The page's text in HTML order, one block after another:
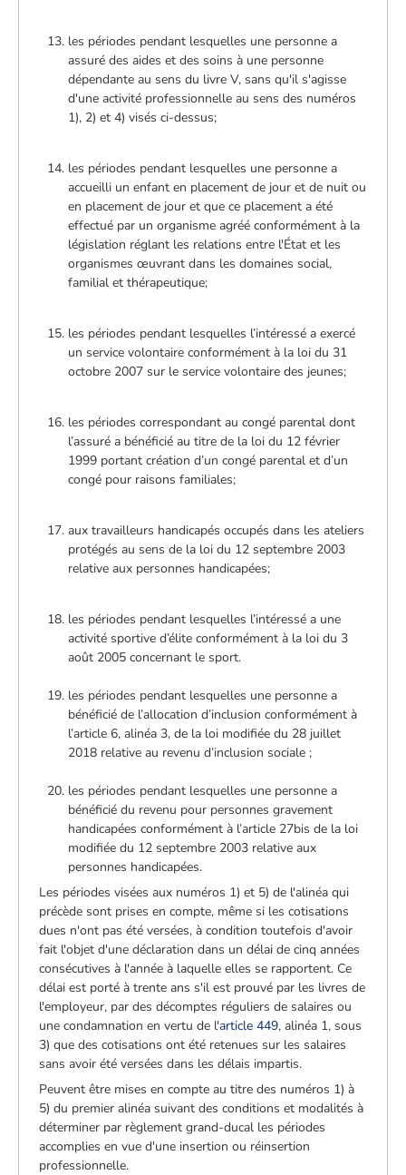
les périodes pendant lesquelles une personne a
assuré des aides et des soins à une personne
dépendante au sens du livre V, sans qu'il s'agisse
d'une activité professionnelle au sens des numéros
1), 2) et 4) visés ci-dessus;
les périodes pendant lesquelles une personne a
accueilli un enfant en placement de jour et de nuit ou
en placement de jour et que ce placement a été
effectué par un organisme agréé conformément à la
législation réglant les relations entre l'État et les
organismes œuvrant dans les domaines social,
familial et thérapeutique;
les périodes pendant lesquelles l’intéressé a exercé
un service volontaire conformément à la loi du 31
octobre 2007 sur le service volontaire des jeunes;
les périodes correspondant au congé parental dont
l’assuré a bénéficié au titre de la loi du 12 février
1999 portant création d’un congé parental et d’un
congé pour raisons familiales;
aux travailleurs handicapés occupés dans les ateliers
protégés au sens de la loi du 12 septembre 2003
relative aux personnes handicapées;
les périodes pendant lesquelles l’intéressé a une
activité sportive d’élite conformément à la loi du 3
août 2005 concernant le sport.
les périodes pendant lesquelles une personne a
bénéficié de l’allocation d’inclusion conformément à
l’article 6, alinéa 3, de la loi modifiée du 28 juillet
2018 relative au revenu d’inclusion sociale ;
les périodes pendant lesquelles une personne a
bénéficié du revenu pour personnes gravement
handicapées conformément à l’article 27bis de la loi
modifiée du 12 septembre 2003 relative aux
personnes handicapées.
Les périodes visées aux numéros 1) et 5) de l'alinéa qui
précède sont prises en compte, même si les cotisations
dues n'ont pas été versées, à condition toutefois d'avoir
fait l'objet d'une déclaration dans un délai de cinq années
consécutives à l'année à laquelle elles se rapportent. Ce
délai est porté à trente ans s'il est prouvé par les livres de
l'employeur, par des décomptes réguliers de salaires ou
une condamnation en vertu de l'article 449, alinéa 1, sous
3) que des cotisations ont été retenues sur les salaires
sans avoir été versées dans les délais impartis.
Peuvent être mises en compte au titre des numéros 1) à
5) du premier alinéa suivant des conditions et modalités à
déterminer par règlement grand-ducal les périodes
accomplies en vue d'une insertion ou réinsertion
professionnelle.